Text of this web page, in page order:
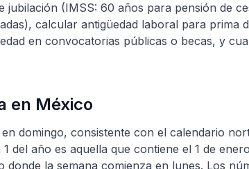
jubilación (IMSS: 60 años para pensión de
calcular antigüedad laboral para prima
en convocatorias públicas o becas, y
en México
domingo, consistente con el calendario
1 del año es aquella que contiene el 1 de
donde la semana comienza en lunes. Los